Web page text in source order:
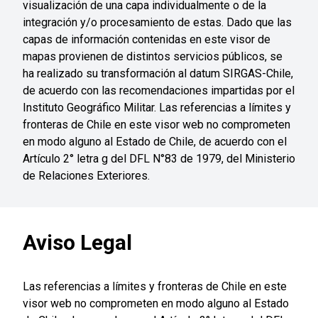
visualización de una capa individualmente o de la
integración y/o procesamiento de estas. Dado que las
capas de información contenidas en este visor de
mapas provienen de distintos servicios públicos, se
ha realizado su transformación al datum SIRGAS-Chile,
de acuerdo con las recomendaciones impartidas por el
Instituto Geográfico Militar. Las referencias a límites y
fronteras de Chile en este visor web no comprometen
en modo alguno al Estado de Chile, de acuerdo con el
Artículo 2° letra g del DFL N°83 de 1979, del Ministerio
de Relaciones Exteriores.
Aviso Legal
Las referencias a límites y fronteras de Chile en este
visor web no comprometen en modo alguno al Estado